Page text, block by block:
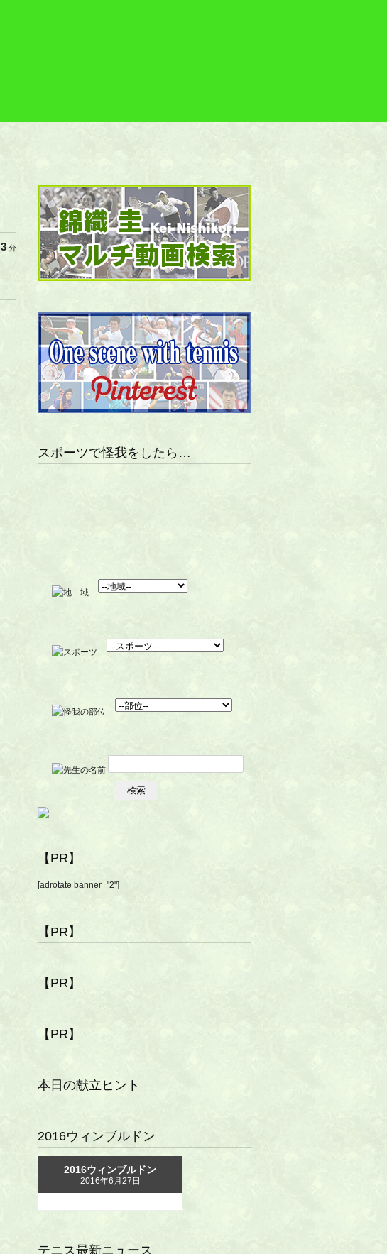
3 分
スポーツで怪我をしたら…
【PR】
[adrotate banner="2"]
【PR】
【PR】
【PR】
本日の献立ヒント
2016ウィンブルドン
2016ウィンブルドン
2016年6月27日
テニス最新ニュース